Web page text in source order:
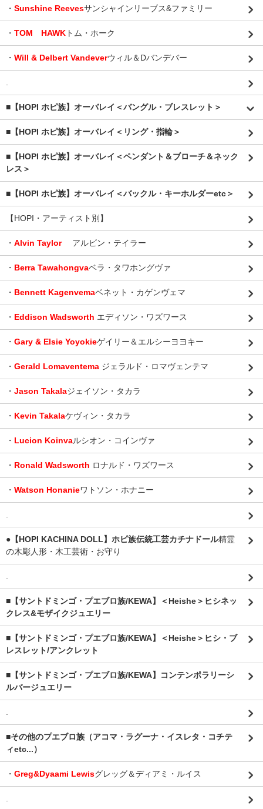
・ Sunshine Reevesサンシャインリーブス&ファミリー
・ TOM HAWK トム・ホーク
・ Will & Delbert Vandeverウィル＆Dバンデバー
■【HOPI ホピ族】オーバレイ＜バングル・ブレスレット＞
■【HOPI ホピ族】オーバレイ＜リング・指輪＞
■【HOPI ホピ族】オーバレイ＜ペンダント＆ブローチ＆ネック
レス＞
■【HOPI ホピ族】オーバレイ＜バックル・キーホルダーetc＞
【HOPI・アーティスト別】
・ Alvin Taylor アルビン・テイラー
・ Berra Tawahongvaベラ・タワホングヴァ
・ Bennett Kagenvemaベネット・カゲンヴェマ
・ Eddison Wadsworth エディソン・ワズワース
・ Gary & Elsie Yoyokieゲイリー＆エルシーヨヨキー
・ Gerald Lomaventema ジェラルド・ロマヴェンテマ
・ Jason Takalaジェイソン・タカラ
・ Kevin Takalaケヴィン・タカラ
・ Lucion Koinvaルシオン・コインヴァ
・ Ronald Wadsworth ロナルド・ワズワース
・ Watson Honanieワトソン・ホナニー
●【HOPI KACHINA DOLL】ホピ族伝統工芸カチナドール精霊
の木彫人形・木工芸術・お守り
■【サントドミンゴ・プエブロ族/KEWA】＜Heishe＞ヒシネッ
クレス&モザイクジュエリー
■【サントドミンゴ・プエブロ族/KEWA】＜Heishe＞ヒシ・ブ
レスレット/アンクレット
■【サントドミンゴ・プエブロ族/KEWA】コンテンポラリーシ
ルバージュエリー
■その他のプエブロ族（アコマ・ラグーナ・イスレタ・コチテ
ィetc...）
・ Greg&Dyaami Lewisグレッグ＆ディアミ・ルイス